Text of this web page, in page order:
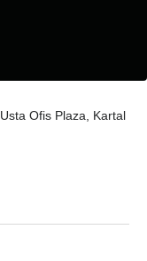
Ofis Plaza, Kartal